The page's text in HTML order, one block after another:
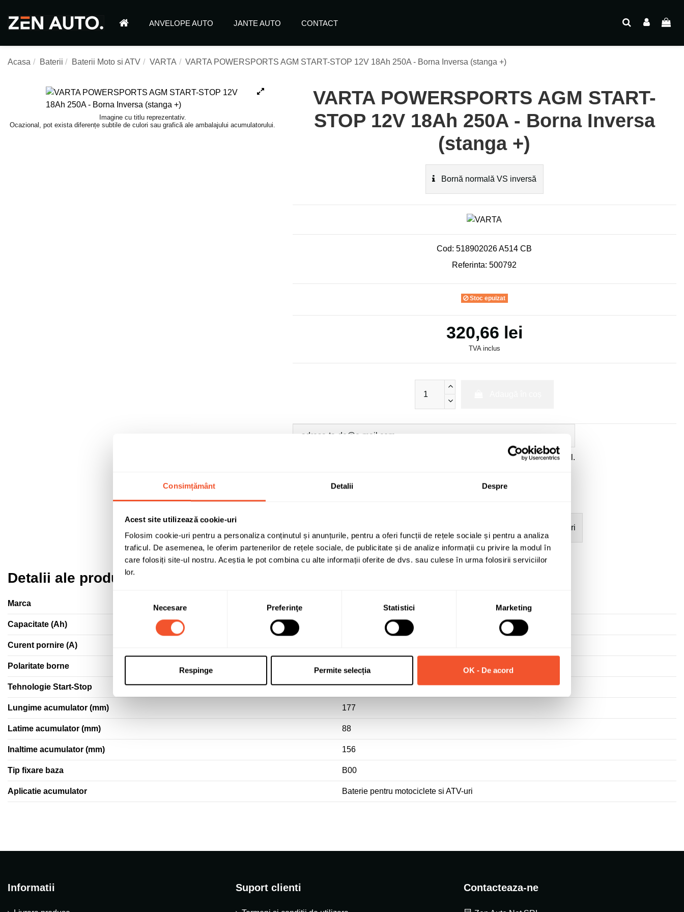
Consimțământ Detalii Despre
Acest site utilizează cookie-uri
Folosim cookie-uri pentru a personaliza conținutul și anunțurile, pentru a oferi funcții de rețele sociale și pentru a analiza
traficul. De asemenea, le oferim partenerilor de rețele sociale, de publicitate și de analize informații cu privire la modul în
care folosiți site-ul nostru. Aceștia le pot combina cu alte informații oferite de dvs. sau culese în urma folosirii serviciilor
lor.
consimțământului
Necesare Preferinţe Statistici Marketing
Respinge Permite selecția OK - De acord
ANVELOPE AUTO JANTE AUTO CONTACT
Acasa Baterii Baterii Moto si ATV VARTA VARTA POWERSPORTS AGM START-STOP 12V 18Ah 250A - Borna Inversa (stanga +)
Imagine cu titlu reprezentativ.
Ocazional, pot exista diferențe subtile de culori sau grafică ale ambalajului acumulatorului.
VARTA POWERSPORTS AGM START-
STOP 12V 18Ah 250A - Borna Inversa
(stanga +)
Bornă normală VS inversă
Cod: 518902026 A514 CB
Referinta: 500792
Stoc epuizat
320,66 lei
TVA inclus
a datelor cu caracter personal.
Garanție acumulatori
Detalii ale produsului
Marca
Capacitate (Ah)
Curent pornire (A)
Polaritate borne Inversa (stanga +)
Tehnologie Start-Stop DA
Lungime acumulator (mm) 177
Latime acumulator (mm) 88
Inaltime acumulator (mm) 156
Tip fixare baza B00
Aplicatie acumulator Baterie pentru motociclete si ATV-uri
Informatii Suport clienti Contacteaza-ne